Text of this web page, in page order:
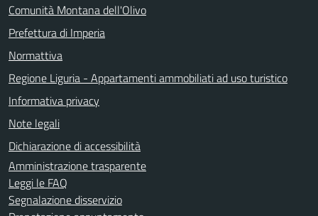
Comunità Montana dell'Olivo
Prefettura di Imperia
Normattiva
Regione Liguria - Appartamenti ammobiliati ad uso turistico
Informativa privacy
Note legali
Dichiarazione di accessibilità
Amministrazione trasparente
Leggi le FAQ
Segnalazione disservizio